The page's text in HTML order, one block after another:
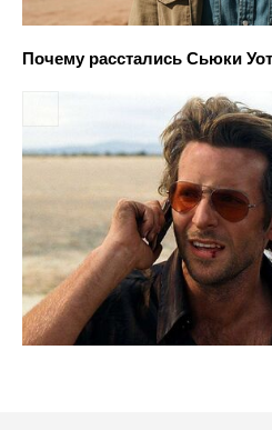
Почему расстались Сьюки